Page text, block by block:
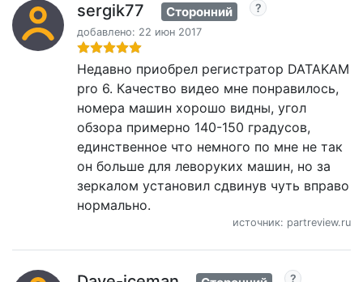
sergik77 Сторонний
добавлено: 22 июн 2017
Недавно приобрел регистратор DATAKAM
pro 6. Качество видео мне понравилось,
номера машин хорошо видны, угол
обзора примерно 140-150 градусов,
единственное что немного по мне не так
он больше для леворуких машин, но за
зеркалом установил сдвинув чуть вправо
нормально.
источник: partreview.ru